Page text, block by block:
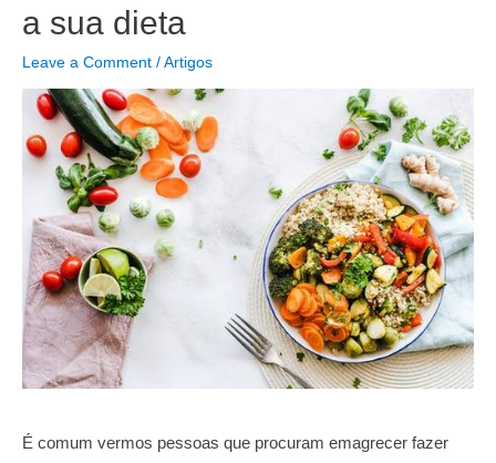
a sua dieta
Leave a Comment /Artigos
É comum vermos pessoas que procuram emagrecer fazer